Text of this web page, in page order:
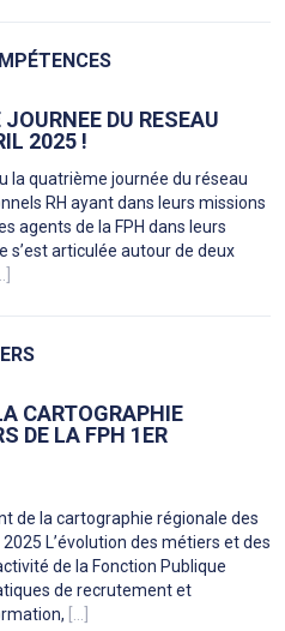
DU RESEAU
2025 !
la quatrième journée du réseau
RH ayant dans leurs missions
agents de la FPH dans leurs
s’est articulée autour de deux
CARTOGRAPHIE
DE LA FPH 1ER
de la cartographie régionale des
L’évolution des métiers et des
de la Fonction Publique
de recrutement et
[...]